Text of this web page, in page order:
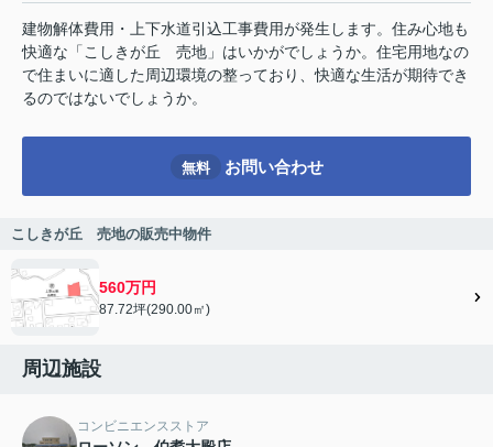
建物解体費用・上下水道引込工事費用が発生します。住み心地も
快適な「こしきが丘 売地」はいかがでしょうか。住宅用地なの
で住まいに適した周辺環境の整っており、快適な生活が期待でき
るのではないでしょうか。
無料 お問い合わせ
こしきが丘 売地の販売中物件
560万円
87.72坪(290.00㎡)
周辺施設
コンビニエンスストア